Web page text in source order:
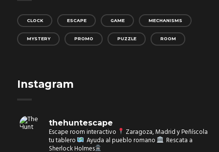
CLOCK ESCAPE GAME MECHANISMS
MYSTERY PROMO PUZZLE ROOM
Instagram
thehuntescape
Escape room interactivo Zaragoza, Madrid y Peñíscola
tu tablero Ayuda al pueblo romano Rescata a
Sherlock Holmes